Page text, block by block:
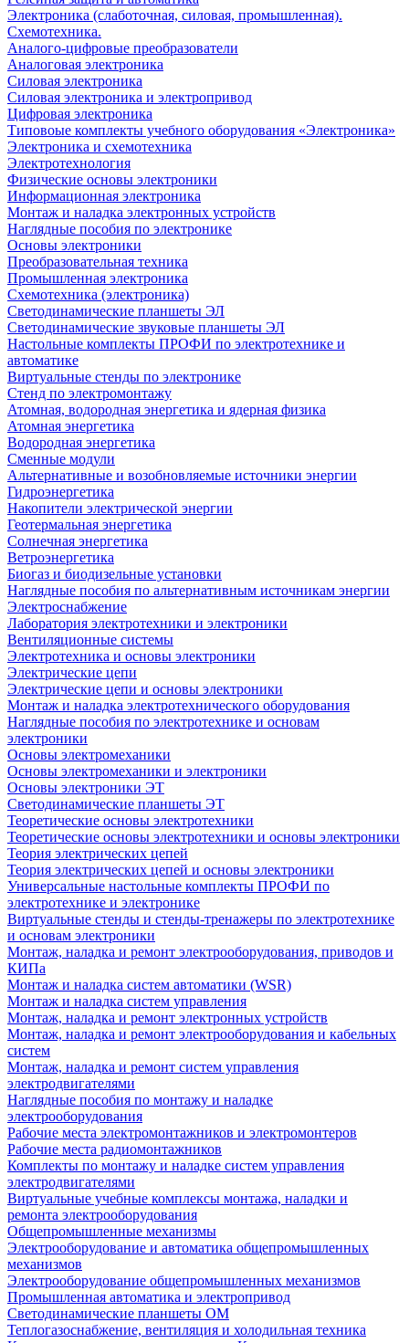
Электроника (слаботочная, силовая, промышленная).
Схемотехника.
Аналого-цифровые преобразователи
Аналоговая электроника
Cиловая электроника
Cиловая электроника и электропривод
Цифровая электроника
Типовоые комплекты учебного оборудования «Электроника»
Электроника и схемотехника
Электротехнология
Физические основы электроники
Информационная электроника
Монтаж и наладка электронных устройств
Наглядные пособия по электронике
Основы электроники
Преобразовательная техника
Промышленная электроника
Схемотехника (электроника)
Светодинамические планшеты ЭЛ
Светодинамические звуковые планшеты ЭЛ
Настольные комплекты ПРОФИ по электротехнике и
автоматике
Виртуальные стенды по электронике
Стенд по электромонтажу
Атомная, водородная энергетика и ядерная физика
Атомная энергетика
Водородная энергетика
Сменные модули
Альтернативные и возобновляемые источники энергии
Гидроэнергетика
Накопители электрической энергии
Геотермальная энергетика
Солнечная энергетика
Ветроэнергетика
Биогаз и биодизельные установки
Наглядные пособия по альтернативным источникам энергии
Электроснабжение
Лаборатория электротехники и электроники
Вентиляционные системы
Электротехника и основы электроники
Электрические цепи
Электрические цепи и основы электроники
Монтаж и наладка электротехнического оборудования
Наглядные пособия по электротехнике и основам
электроники
Основы электромеханики
Основы электромеханики и электроники
Основы электроники ЭТ
Светодинамические планшеты ЭТ
Теоретические основы электротехники
Теоретические основы электротехники и основы электроники
Теория электрических цепей
Теория электрических цепей и основы электроники
Универсальные настольные комплекты ПРОФИ по
электротехнике и электронике
Виртуальные стенды и стенды-тренажеры по электротехнике
и основам электроники
Монтаж, наладка и ремонт электрооборудования, приводов и
КИПа
Монтаж и наладка систем автоматики (WSR)
Монтаж и наладка систем управления
Монтаж, наладка и ремонт электронных устройств
Монтаж, наладка и ремонт электрооборудования и кабельных
систем
Монтаж, наладка и ремонт систем управления
электродвигателями
Наглядные пособия по монтажу и наладке
электрооборудования
Рабочие места электромонтажников и электромонтеров
Рабочие места радиомонтажников
Комплекты по монтажу и наладке систем управления
электродвигателями
Виртуальные учебные комплексы монтажа, наладки и
ремонта электрооборудования
Общепромышленные механизмы
Электрооборудование и автоматика общепромышленных
механизмов
Электрооборудование общепромышленных механизмов
Промышленная автоматика и электропривод
Светодинамические планшеты ОМ
Теплогазоснабжение, вентиляция и холодильная техника